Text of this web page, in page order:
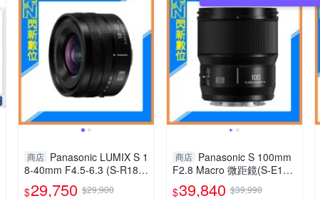
商店 Panasonic LUMIX S 1
8-40mm F4.5-6.3 (S-R184
0GC,公司貨)
$29,750 $29,900
商店 Panasonic S 100mm
F2.8 Macro 微距鏡(S-E100
GC,公司貨)L-mount
$39,840 $39,990